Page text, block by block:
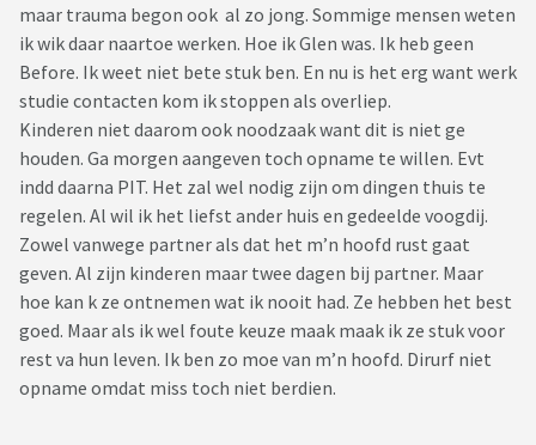
maar trauma begon ook al zo jong. Sommige mensen weten
ik wik daar naartoe werken. Hoe ik Glen was. Ik heb geen
Before. Ik weet niet bete stuk ben. En nu is het erg want werk
studie contacten kom ik stoppen als overliep.
Kinderen niet daarom ook noodzaak want dit is niet ge
houden. Ga morgen aangeven toch opname te willen. Evt
indd daarna PIT. Het zal wel nodig zijn om dingen thuis te
regelen. Al wil ik het liefst ander huis en gedeelde voogdij.
Zowel vanwege partner als dat het m’n hoofd rust gaat
geven. Al zijn kinderen maar twee dagen bij partner. Maar
hoe kan k ze ontnemen wat ik nooit had. Ze hebben het best
goed. Maar als ik wel foute keuze maak maak ik ze stuk voor
rest va hun leven. Ik ben zo moe van m’n hoofd. Dirurf niet
opname omdat miss toch niet berdien.